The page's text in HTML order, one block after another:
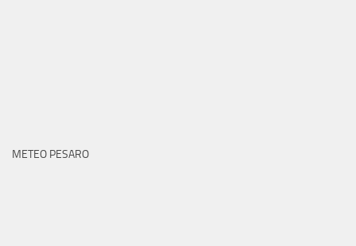
METEO PESARO